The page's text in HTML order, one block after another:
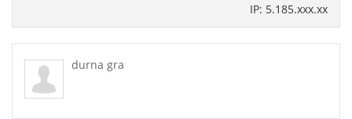
IP: 5.185.xxx.xx
durna gra